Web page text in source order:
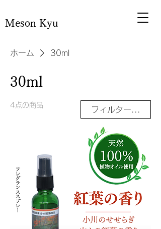
Meson Kyu
ホーム 30ml
30ml
4点の商品
フィルター・並び